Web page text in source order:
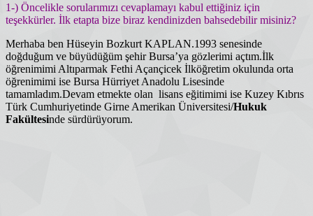
1-) Öncelikle sorularımızı cevaplamayı kabul ettiğiniz için
teşekkürler. İlk etapta bize biraz kendinizden bahsedebilir misiniz?
Merhaba ben Hüseyin Bozkurt KAPLAN.1993 senesinde
doğduğum ve büyüdüğüm şehir Bursa’ya gözlerimi açtım.İlk
öğrenimimi Altıparmak Fethi Açançicek İlköğretim okulunda orta
öğrenimimi ise Bursa Hürriyet Anadolu Lisesinde
tamamladım.Devam etmekte olan lisans eğitimimi ise Kuzey Kıbrıs
Türk Cumhuriyetinde Girne Amerikan Üniversitesi/Hukuk
Fakültesinde sürdürüyorum.